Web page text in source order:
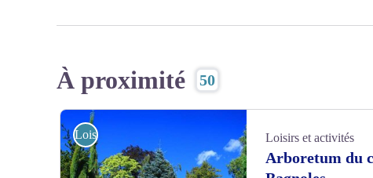
À proximité 50
Loisirs et activités Loisirs et activités
Arboretum du